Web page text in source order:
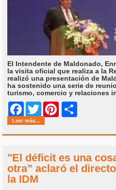
El Intendente de Maldonado,
la visita oficial que realiza a la
realizó una presentación de
ha sostenido una serie de
turismo, comercio y relaciones
Facebook
Twitter Pinterest
Leer más...
"El déficit es una
otra” aclaró el
la IDM